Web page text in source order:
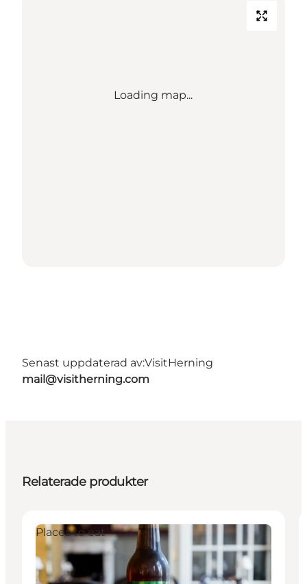
Loading map...
Senast uppdaterad av:VisitHerning
mail@visitherning.com
Relaterade produkter
Places to eat